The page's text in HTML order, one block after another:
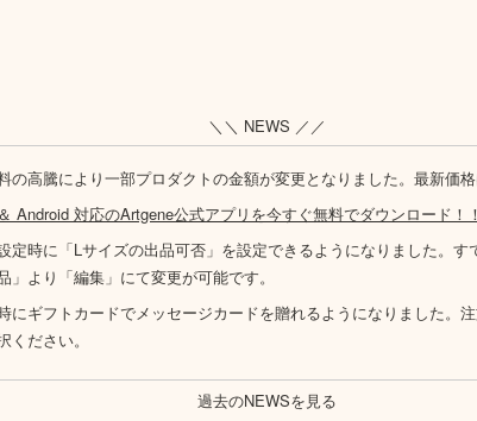
＼＼ NEWS ／／
の高騰により一部プロダクトの金額が変更となりました。最新価
Android 対応のArtgene公式アプリを今すぐ無料でダウンロード！！
定時に「Lサイズの出品可否」を設定できるようになりました。す
」より「編集」にて変更が可能です。
にギフトカードでメッセージカードを贈れるようになりました。
ください。
過去のNEWSを見る